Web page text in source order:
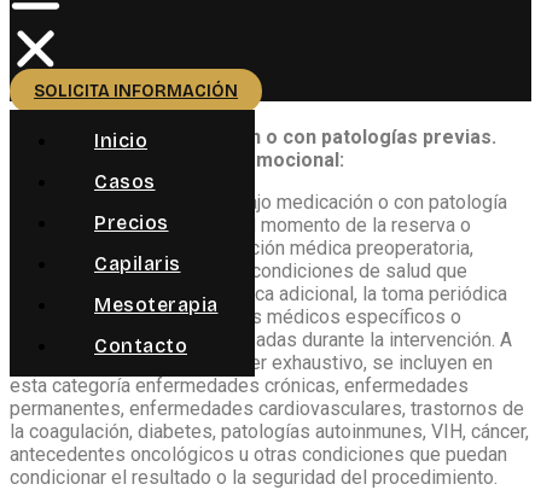
Inicio
Casos
Precios
Capilaris
Mesoterapia
Contacto
SOLICITA INFORMACIÓN
Pacientes bajo medicación o con patologías previas.
Imposibilidad de precio promocional:
a. Se considerará paciente bajo medicación o con patología
previa a todo aquel que, en el momento de la reserva o
durante el proceso de valoración médica preoperatoria,
presente o haya presentado condiciones de salud que
requieran una evaluación clínica adicional, la toma periódica
de medicamentos, protocolos médicos específicos o
medidas de seguridad reforzadas durante la intervención. A
título orientativo, y sin carácter exhaustivo, se incluyen en
esta categoría enfermedades crónicas, enfermedades
permanentes, enfermedades cardiovasculares, trastornos de
la coagulación, diabetes, patologías autoinmunes, VIH, cáncer,
antecedentes oncológicos u otras condiciones que puedan
condicionar el resultado o la seguridad del procedimiento.